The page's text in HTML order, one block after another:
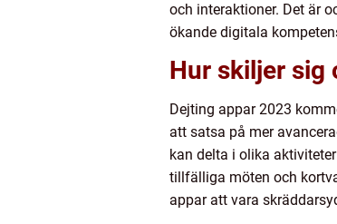
och interaktioner. Det är
ökande digitala
Hur skiljer sig
Dejting appar 2023
att satsa på mer
kan delta i olika
tillfälliga möten och
appar att vara